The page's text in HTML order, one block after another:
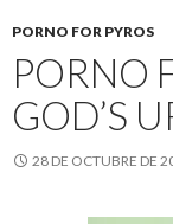
PORNO FOR PYROS
PORNO
GOD’S
28 DE OCTUBRE DE